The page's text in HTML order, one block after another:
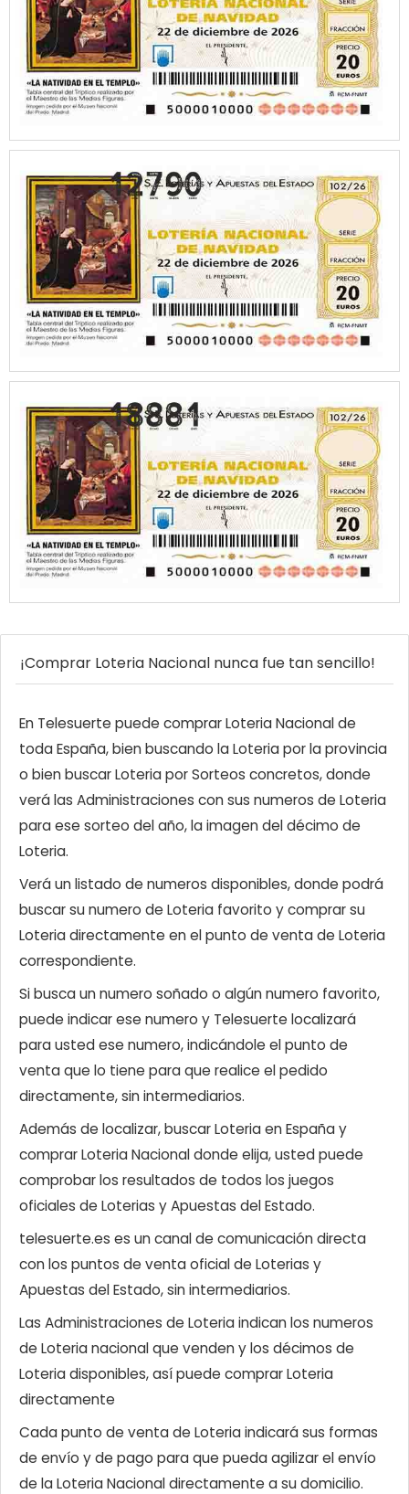
¡Comprar Loteria Nacional nunca fue tan sencillo!
En Telesuerte puede comprar Loteria Nacional de
toda España, bien buscando la Loteria por la provincia
o bien buscar Loteria por Sorteos concretos, donde
verá las Administraciones con sus numeros de Loteria
para ese sorteo del año, la imagen del décimo de
Loteria.
Verá un listado de numeros disponibles, donde podrá
buscar su numero de Loteria favorito y comprar su
Loteria directamente en el punto de venta de Loteria
correspondiente.
Si busca un numero soñado o algún numero favorito,
puede indicar ese numero y Telesuerte localizará
para usted ese numero, indicándole el punto de
venta que lo tiene para que realice el pedido
directamente, sin intermediarios.
Además de localizar, buscar Loteria en España y
comprar Loteria Nacional donde elija, usted puede
comprobar los resultados de todos los juegos
oficiales de Loterias y Apuestas del Estado.
telesuerte.es es un canal de comunicación directa
con los puntos de venta oficial de Loterias y
Apuestas del Estado, sin intermediarios.
Las Administraciones de Loteria indican los numeros
de Loteria nacional que venden y los décimos de
Loteria disponibles, así puede comprar Loteria
directamente
Cada punto de venta de Loteria indicará sus formas
de envío y de pago para que pueda agilizar el envío
de la Loteria Nacional directamente a su domicilio.